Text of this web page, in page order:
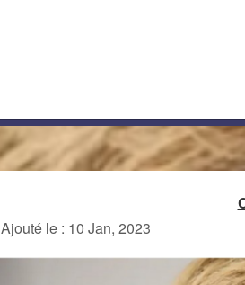
Le ministre de
Ajouté le : 10 Jan, 2023